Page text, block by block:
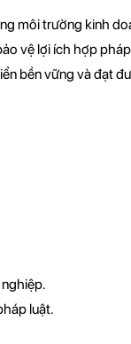
môi trường kinh
vệ lợi ích hợp
bền vững và đạt
luật.